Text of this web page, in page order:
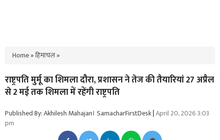
Home»हिमाचल»
राष्ट्रपति मुर्मू का शिमला दौरा, प्रशासन ने तेज की तैयारियां 27 अप्रैल
से 2 मई तक शिमला में रहेंगी राष्ट्रपति
Published By: Akhilesh Mahajan। SamacharFirstDesk|April 20, 2026 3:03
pm